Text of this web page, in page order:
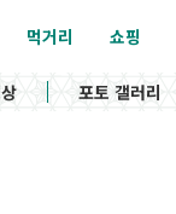
먹거리 쇼핑
포토 갤러리